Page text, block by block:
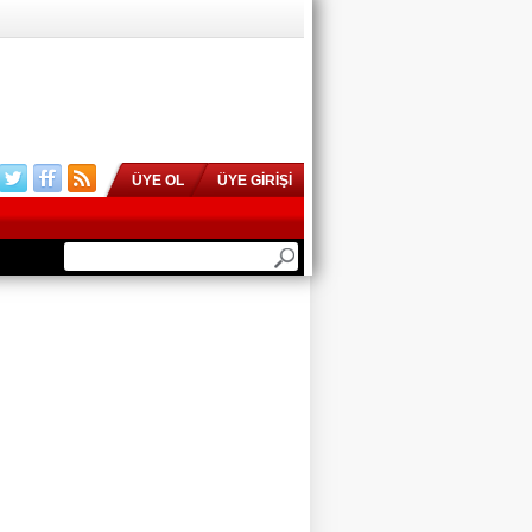
ÜYE OL ÜYE GİRİŞİ